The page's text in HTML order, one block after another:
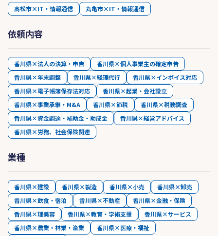
高松市×IT・情報通信 丸亀市×IT・情報通信
依頼内容
香川県×法人の決算・申告
香川県×個人事業主の確定申告
香川県×年末調整
香川県×経理代行
香川県×インボイス対応
香川県×電子帳簿保存法対応
香川県×起業・会社設立
香川県×事業承継・M&A
香川県×節税
香川県×税務調査
香川県×資金調達・補助金・助成金
香川県×経営アドバイス
香川県×労務、社会保険関連
業種
香川県×建設 香川県×製造 香川県×小売
香川県×卸売
香川県×飲食・宿泊
香川県×不動産
香川県×金融・保険
香川県×理美容
香川県×教育・学術支援
香川県×サービス
香川県×農業・林業・漁業
香川県×医療・福祉